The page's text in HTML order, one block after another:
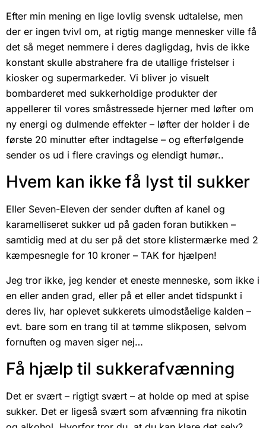
Efter min mening en lige lovlig svensk udtalelse, men
der er ingen tvivl om, at rigtig mange mennesker ville få
det så meget nemmere i deres dagligdag, hvis de ikke
konstant skulle abstrahere fra de utallige fristelser i
kiosker og supermarkeder. Vi bliver jo visuelt
bombarderet med sukkerholdige produkter der
appellerer til vores småstressede hjerner med løfter om
ny energi og dulmende effekter – løfter der holder i de
første 20 minutter efter indtagelse – og efterfølgende
sender os ud i flere cravings og elendigt humør..
Hvem kan ikke få lyst til sukker
Eller Seven-Eleven der sender duften af kanel og
karamelliseret sukker ud på gaden foran butikken –
samtidig med at du ser på det store klistermærke med 2
kæmpesnegle for 10 kroner – TAK for hjælpen!
Jeg tror ikke, jeg kender et eneste menneske, som ikke i
en eller anden grad, eller på et eller andet tidspunkt i
deres liv, har oplevet sukkerets uimodståelige kalden –
evt. bare som en trang til at tømme slikposen, selvom
fornuften og maven siger nej…
Få hjælp til sukkerafvænning
Det er svært – rigtigt svært – at holde op med at spise
sukker. Det er ligeså svært som afvænning fra nikotin